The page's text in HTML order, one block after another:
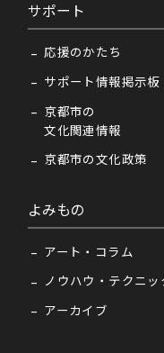
サポート
応援のかたち
サポート情報掲示板
京都市の
文化関連情報
京都市の文化政策
よみもの
アート・コラム
ノウハウ・テクニッ
アーカイブ